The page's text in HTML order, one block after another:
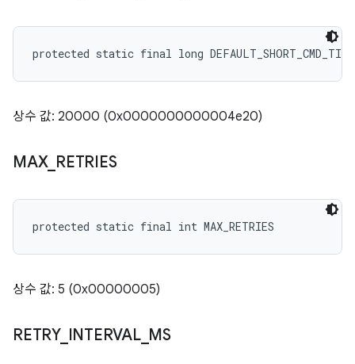
protected static final long
상수 값: 20000 (0x0000000000004e20)
MAX_ RETRIES
protected static final int MAX_RETRIES
상수 값: 5 (0x00000005)
RETRY_ INTERVAL_ MS